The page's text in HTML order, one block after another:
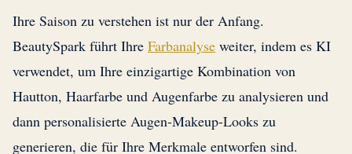
Ihre Saison zu verstehen ist nur der Anfang.
BeautySpark führt Ihre Farbanalyse weiter, indem es KI
verwendet, um Ihre einzigartige Kombination von
Hautton, Haarfarbe und Augenfarbe zu analysieren und
dann personalisierte Augen-Makeup-Looks zu
generieren, die für Ihre Merkmale entworfen sind.